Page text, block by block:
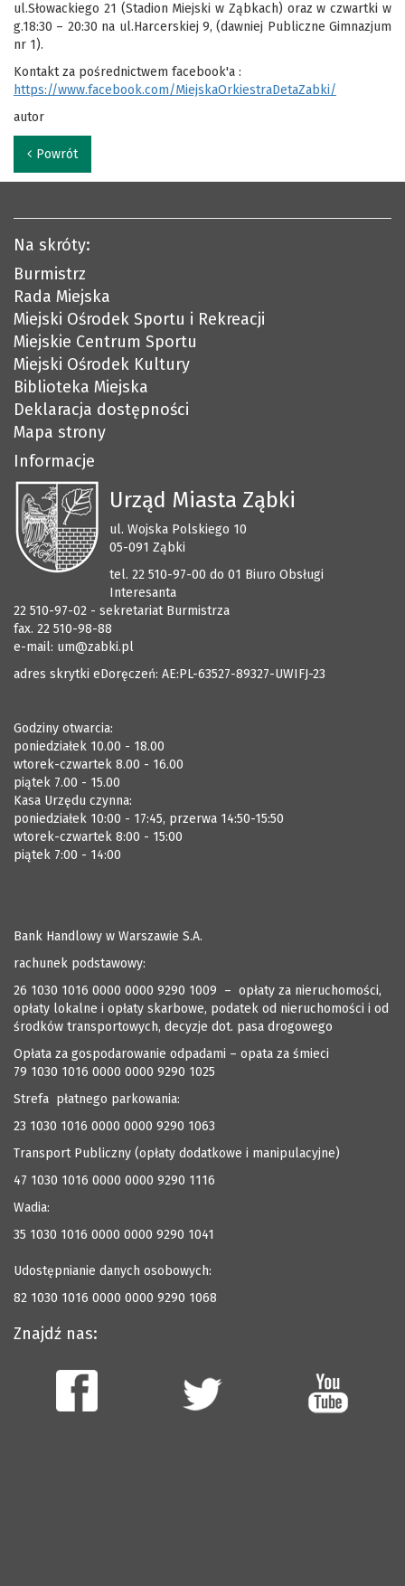
ul.Słowackiego 21 (Stadion Miejski w Ząbkach) oraz w czwartki w
g.18:30 – 20:30 na ul.Harcerskiej 9, (dawniej Publiczne Gimnazjum
nr 1).
Kontakt za pośrednictwem facebook'a :
https://www.facebook.com/MiejskaOrkiestraDetaZabki/
autor
Powrót
Na skróty:
Burmistrz
Rada Miejska
Miejski Ośrodek Sportu i Rekreacji
Miejskie Centrum Sportu
Miejski Ośrodek Kultury
Biblioteka Miejska
Deklaracja dostępności
Mapa strony
Informacje
Urząd Miasta Ząbki
ul. Wojska Polskiego 10
05-091 Ząbki
tel. 22 510-97-00 do 01 Biuro Obsługi
Interesanta
22 510-97-02 - sekretariat Burmistrza
fax. 22 510-98-88
e-mail: um@zabki.pl
adres skrytki eDoręczeń: AE:PL-63527-89327-UWIFJ-23
Godziny otwarcia:
poniedziałek 10.00 - 18.00
wtorek-czwartek 8.00 - 16.00
piątek 7.00 - 15.00
Kasa Urzędu czynna:
poniedziałek 10:00 - 17:45, przerwa 14:50-15:50
wtorek-czwartek 8:00 - 15:00
piątek 7:00 - 14:00
Bank Handlowy w Warszawie S.A.
rachunek podstawowy:
26 1030 1016 0000 0000 9290 1009 – opłaty za nieruchomości,
opłaty lokalne i opłaty skarbowe, podatek od nieruchomości i od
środków transportowych, decyzje dot. pasa drogowego
Opłata za gospodarowanie odpadami – opata za śmieci
79 1030 1016 0000 0000 9290 1025
Strefa płatnego parkowania:
23 1030 1016 0000 0000 9290 1063
Transport Publiczny (opłaty dodatkowe i manipulacyjne)
47 1030 1016 0000 0000 9290 1116
Wadia:
35 1030 1016 0000 0000 9290 1041
Udostępnianie danych osobowych:
82 1030 1016 0000 0000 9290 1068
Znajdź nas: